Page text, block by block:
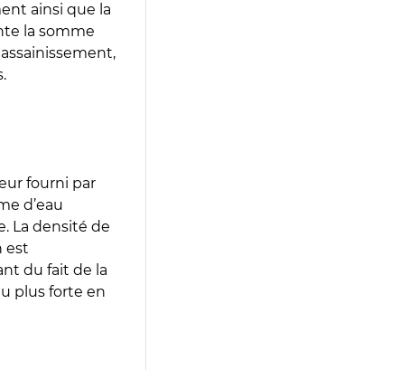
ainsi que la
la somme
fourni par
d’eau
La densité de
est
du fait de la
plus forte en